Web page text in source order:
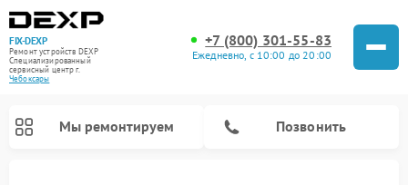
FIX-DEXP
Ремонт устройств DEXP
Специализированный
cервисный центр г.
Чебоксары
+7 (800) 301-55-83
Ежедневно, с 10:00 до 20:00
Мы ремонтируем Позвонить